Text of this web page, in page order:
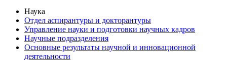
Наука
Отдел аспирантуры и докторантуры
Управление науки и подготовки научных кадров
Научные подразделения
Основные результаты научной и инновационной
деятельности